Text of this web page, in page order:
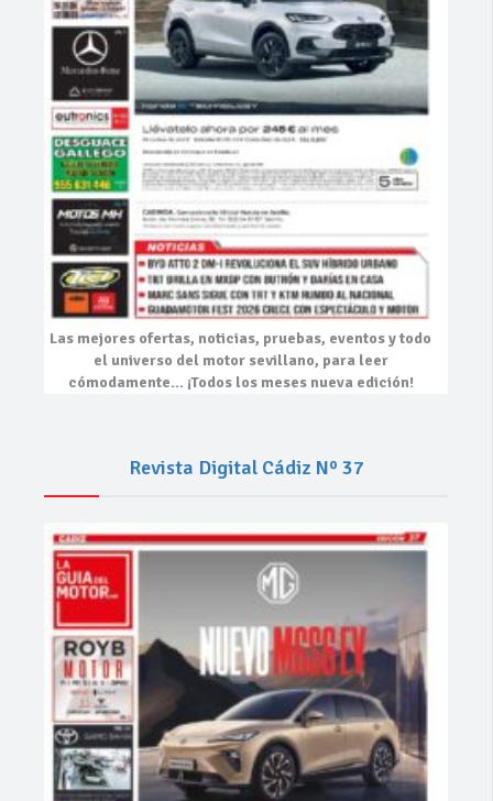
Las mejores ofertas, noticias, pruebas, eventosy todo
el universo del motor sevillano, para leer
cómodamente… ¡Todos los meses nueva edición!
Revista Digital Cádiz Nº 37